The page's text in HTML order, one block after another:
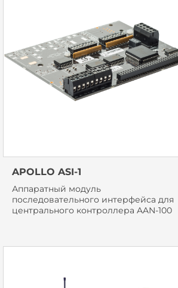
APOLLO ASI-1
Аппаратный модуль
последовательного интерфейса для
центрального контроллера AAN-100